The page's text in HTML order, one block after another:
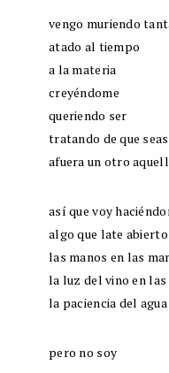
vengo muriendo
atado al tiempo
a la materia
creyéndome
queriendo ser
tratando de que seas
afuera un otro
así que voy
algo que late abierto
las manos en las
la luz del vino en
la paciencia del
pero no soy